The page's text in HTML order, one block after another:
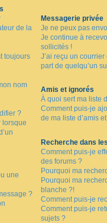
de la
toujours
nom
?
lorsque
une
?
Messagerie privée
Je ne peux pas
Je continue à
sollicités !
J’ai reçu un
part de quelqu’un
Amis et ignorés
À quoi sert ma liste
Comment puis-je
de ma liste d’amis
Recherche dans
Comment puis-je
des forums ?
Pourquoi ma
Pourquoi ma
blanche ?!
Comment puis-je
Comment puis-je
sujets ?